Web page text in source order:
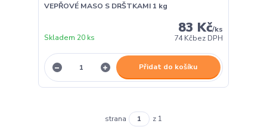
VEPŘOVÉ MASO S DRŠTKAMI 1 kg
83 Kč/ks
74 Kčbez DPH
Skladem 20 ks
Přidat do košíku
strana z 1